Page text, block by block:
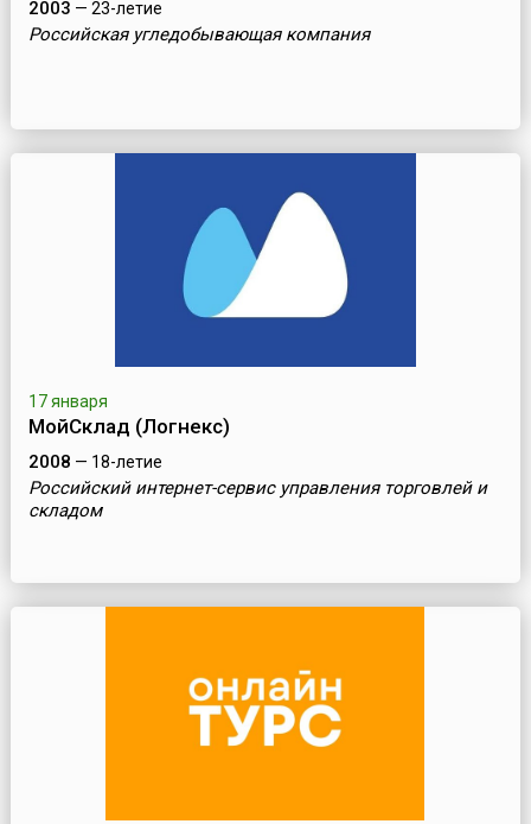
2003 — 23-летие
Российская угледобывающая компания
17 января
МойСклад (Логнекс)
2008 — 18-летие
Российский интернет-сервис управления торговлей и
складом